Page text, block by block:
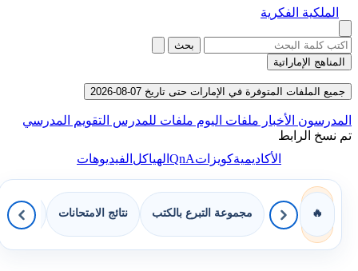
الملكية الفكرية
بحث
المناهج الإماراتية
جميع الملفات المتوفرة في الإمارات حتى تاريخ 07-08-2026
المدرسون الأخبار ملفات اليوم ملفات للمدرس التقويم المدرسي
تم نسخ الرابط
الأكاديميةكويزاتQnAالهياكلالفيديوهات
🔥 مجموعة التبرع بالكتب نتائج الامتحانات